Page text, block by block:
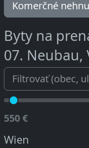
Komerčné
Byty na
07. Neubau,
550 €
Wien